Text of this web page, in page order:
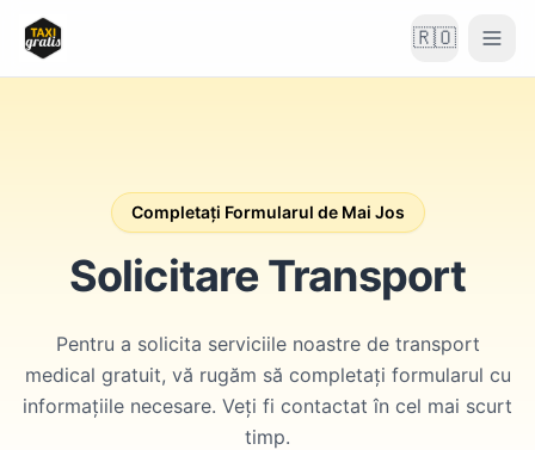
🇷🇴
Completați Formularul de Mai Jos
Solicitare Transport
Pentru a solicita serviciile noastre de transport
medical gratuit, vă rugăm să completați formularul cu
informațiile necesare. Veți fi contactat în cel mai scurt
timp.